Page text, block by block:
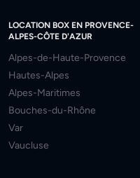
LOCATION BOX EN PROVENCE-
ALPES-CÔTE D'AZUR
Alpes-de-Haute-Provence
Hautes-Alpes
Alpes-Maritimes
Bouches-du-Rhône
Var
Vaucluse